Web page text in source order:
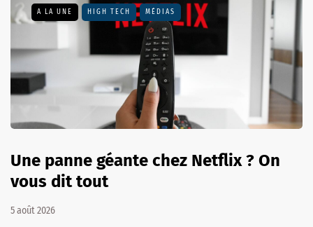
A LA UNE HIGH TECH MÉDIAS
Une panne géante chez Netflix ? On
vous dit tout
5 août 2026